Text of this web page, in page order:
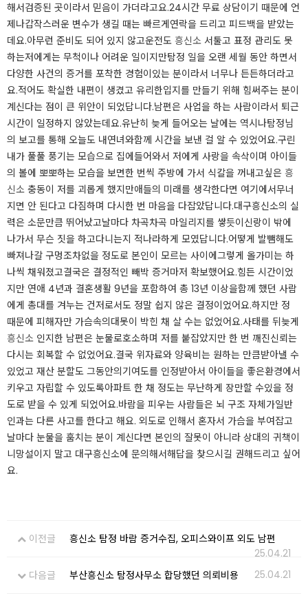
해서검증된 곳이라서 믿음이 가더라고요.24시간 무료 상담이기 때문에 언
제나갑작스러운 변수가 생길 때는 빠르게연락을 드리고 피드백을 받았는
데요.​​아무런 준비도 되어 있지 않고운전도 흥신소 서툴고 표정 관리도 못
하는저에게는 무척이나 어려운 일이지만탐정 일을 오랜 세월 동안 하면서
다양한 사건의 증거를 포착한 경험이있는 분이라서 너무나 든든하더라고
요.적어도 확실한 내편이 생겼고 유리한입지를 만들기 위해 힘써주는 분이
계신다는 점이 큰 위안이 되었답니다.남편은 사업을 하는 사람이라서 퇴근
시간이 일정하지 않았는데요.유난히 늦게 들어오는 날에는 역시나탐정님
의 보고를 통해 오늘도 내연녀와함께 시간을 보낸 걸 알 수 있었어요.​​구린
내가 풀풀 풍기는 모습으로 집에들어와서 저에게 사랑을 속삭이며 아이들
의 볼에 뽀뽀하는 모습을 보면한 번씩 주방에 가서 식칼을 꺼내고싶은 흥
신소 충동이 저를 괴롭게 했지만애들의 미래를 생각한다면 여기에서무너
지면 안 된다고 다짐하며 다시한 번 마음을 다잡았답니다.​대구흥신소의 실
력은 소문만큼 뛰어났고날마다 차곡차곡 마일리지를 쌓듯이신랑이 밖에
나가서 무슨 짓을 하고다니는지 적나라하게 모였답니다.어떻게 발뺌해도
빠져나갈 구멍조차없을 정도로 본인이 모르는 사이에그렇게 올가미는 하
나씩 채워졌고결국은 결정적인 빼박 증거마저 확보했어요.​​힘든 시간이었
지만 연애 4년과 결혼생활 9년을 포함하여 총 13년 이상을함께 했던 사람
에게 총대를 겨누는 건저로서도 정말 쉽지 않은 결정이었어요.하지만 정
때문에 피해자만 가슴속의대못이 박힌 채 살 수는 없었어요.사태를 뒤늦게
흥신소 인지한 남편은 눈물로호소하며 저를 붙잡았지만 한 번 깨진신뢰는
다시는 회복할 수 없었어요.결국 위자료와 양육비는 원하는 만큼받아낼 수
있었고 재산 분할도 그동안의기여도를 인정받아서 아이들을 좋은환경에서
키우고 자립할 수 있도록아파트 한 채 정도는 무난하게 장만할 수있을 정
도로 받을 수 있게 되었어요.​​바람을 피우는 사람들은 뇌 구조 자체가일반
인과는 다른 사고를 한다고 해요. 외도로 인해서 혼자서 가슴을 부여잡고
날마다 눈물을 훔치는 분이 계신다면 본인의 잘못이 아니라 상대의 귀책이
니망설이지 말고 대구흥신소에 문의해서해답을 찾으시길 권해드리고 싶어
요.
이전글
흥신소 탐정 바람 증거수집, 오피스와이프 외도 남편
25.04.21
다음글
부산흥신소 탐정사무소 합당했던 의뢰비용 25.04.21